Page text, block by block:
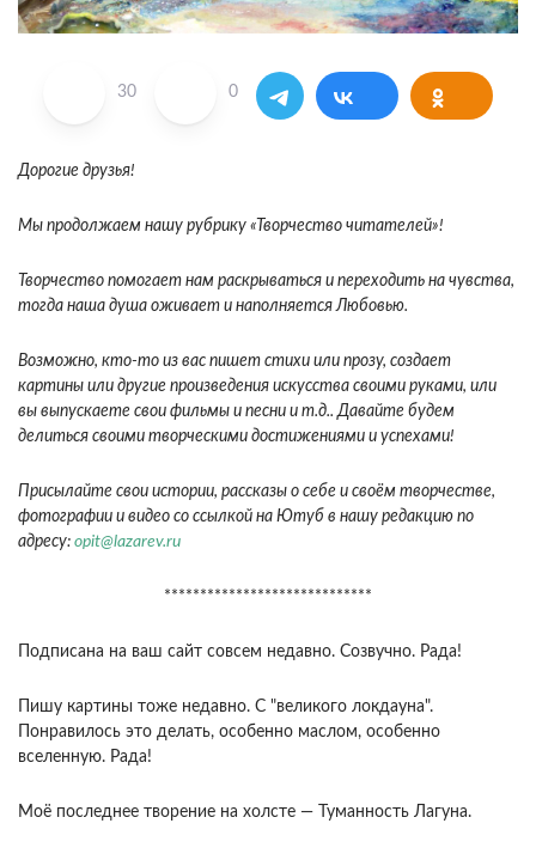
30 0
Дорогие друзья!
Мы продолжаем нашу рубрику «Творчество читателей»!
Творчество помогает нам раскрываться и переходить на чувства,
тогда наша душа оживает и наполняется Любовью.
Возможно, кто-то из вас пишет стихи или прозу, создает
картины или другие произведения искусства своими руками, или
вы выпускаете свои фильмы и песни и т.д.. Давайте будем
делиться своими творческими достижениями и успехами!
Присылайте свои истории, рассказы о себе и своём творчестве,
фотографии и видео со ссылкой на Ютуб в нашу редакцию по
адресу: opit@lazarev.ru
*****************************
Подписана на ваш сайт совсем недавно. Созвучно. Рада!
Пишу картины тоже недавно. С "великого локдауна".
Понравилось это делать, особенно маслом, особенно
вселенную. Рада!
Моё последнее творение на холсте — Туманность Лагуна.